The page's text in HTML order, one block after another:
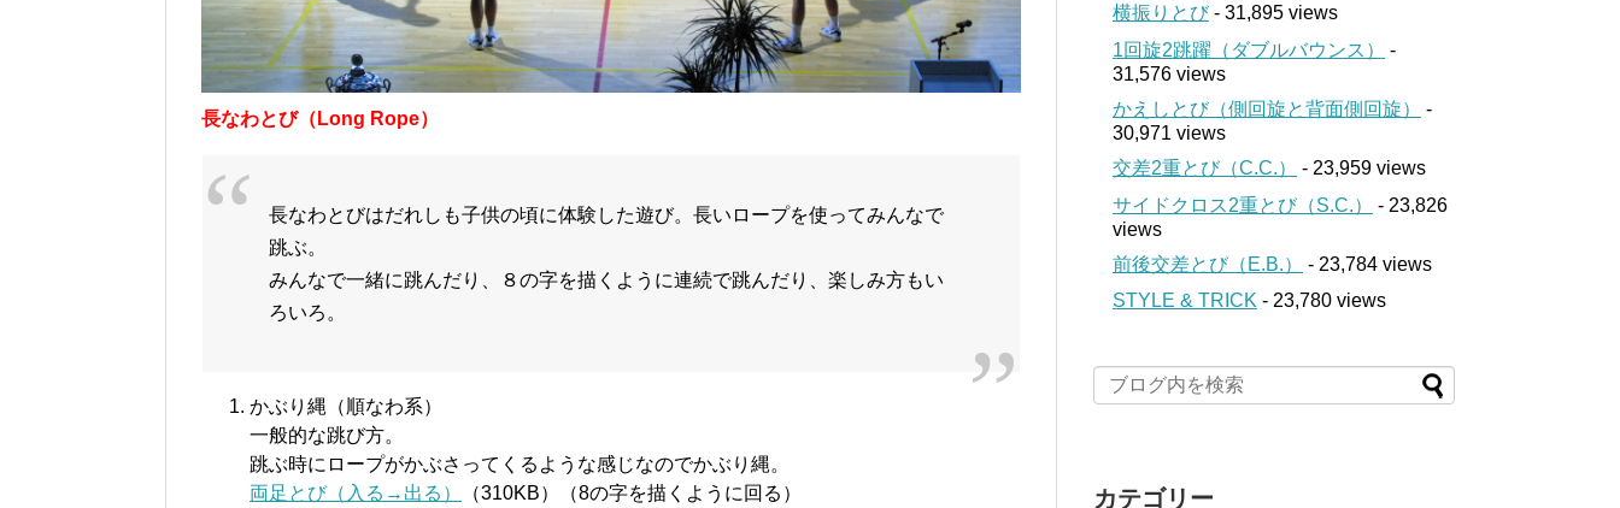
長なわとび（Long Rope）
長なわとびはだれしも子供の頃に体験した遊び。長いロープを使ってみんなで
跳ぶ。
みんなで一緒に跳んだり、８の字を描くように連続で跳んだり、楽しみ方もい
ろいろ。
かぶり縄（順なわ系）
一般的な跳び方。
跳ぶ時にロープがかぶさってくるような感じなのでかぶり縄。
両足とび（入る→出る）
（310KB）（8の字を描くように回る）
横振りとび- 31,895 views
1回旋2跳躍（ダブルバウンス）
-
31,576 views
かえしとび（側回旋と背面側回旋）
-
30,971 views
交差2重とび（C.C.）
- 23,959 views
サイドクロス2重とび（S.C.）
- 23,826
views
前後交差とび（E.B.）
- 23,784 views
STYLE & TRICK - 23,780 views
カテゴリー